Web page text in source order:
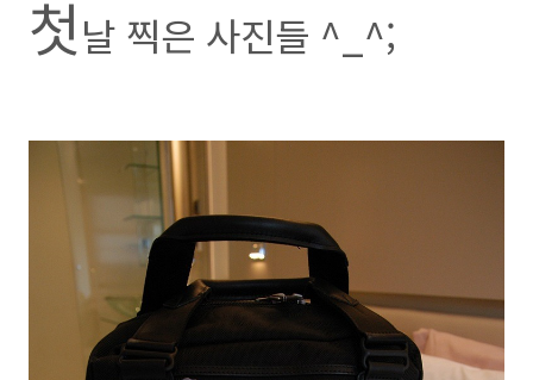
첫날 찍은 사진들 ^_^;